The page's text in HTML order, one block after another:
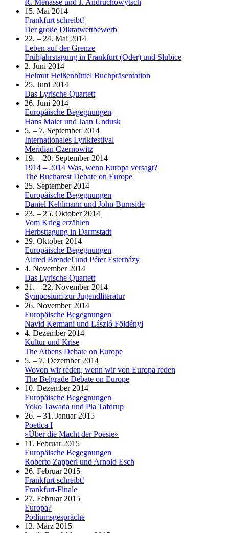
15. Mai 2014
Frankfurt schreibt!
Der große Diktatwettbewerb
22. – 24. Mai 2014
Leben auf der Grenze
Frühjahrstagung in Frankfurt (Oder) und Słubice
2. Juni 2014
Helmut Heißenbüttel Buchpräsentation
25. Juni 2014
Das Lyrische Quartett
26. Juni 2014
Europäische Begegnungen
Hans Maier und Jaan Undusk
5. – 7. September 2014
Internationales Lyrikfestival
Meridian Czernowitz
19. – 20. September 2014
1914 – 2014 Was, wenn Europa versagt?
The Bucharest Debate on Europe
25. September 2014
Europäische Begegnungen
Daniel Kehlmann und John Burnside
23. – 25. Oktober 2014
Vom Krieg erzählen
Herbsttagung in Darmstadt
29. Oktober 2014
Europäische Begegnungen
Alfred Brendel und Péter Esterházy
4. November 2014
Das Lyrische Quartett
21. – 22. November 2014
Symposium zur Jugendliteratur
26. November 2014
Europäische Begegnungen
Navid Kermani und László Földényi
4. Dezember 2014
Kultur und Krise
The Athens Debate on Europe
5. – 7. Dezember 2014
Wovon wir reden, wenn wir von Europa reden
The Belgrade Debate on Europe
10. Dezember 2014
Europäische Begegnungen
Yoko Tawada und Pia Tafdrup
26. – 31. Januar 2015
Poetica I
»Über die Macht der Poesie«
11. Februar 2015
Europäische Begegnungen
Roberto Zapperi und Arnold Esch
26. Februar 2015
Frankfurt schreibt!
Frankfurt-Finale
27. Februar 2015
Europa?
Podiumsgespräche
13. März 2015